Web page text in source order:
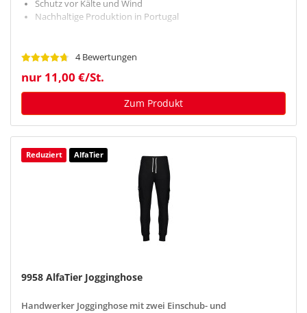
Schutz vor Kälte und Wind
Nachhaltige Produktion in Portugal
4 Bewertungen
nur 11,00 €/St.
Zum Produkt
Reduziert AlfaTier
9958 AlfaTier Jogginghose
Handwerker Jogginghose mit zwei Einschub- und